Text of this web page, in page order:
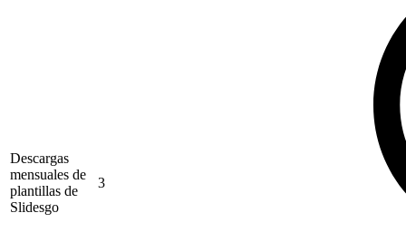
Descargas
mensuales de
plantillas de
Slidesgo
3